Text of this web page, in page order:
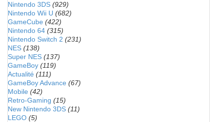
Nintendo 3DS (929)
Nintendo Wii U (682)
GameCube (422)
Nintendo 64 (315)
Nintendo Switch 2 (231)
NES (138)
Super NES (137)
GameBoy (119)
Actualité (111)
GameBoy Advance (67)
Mobile (42)
Retro-Gaming (15)
New Nintendo 3DS (11)
LEGO (5)